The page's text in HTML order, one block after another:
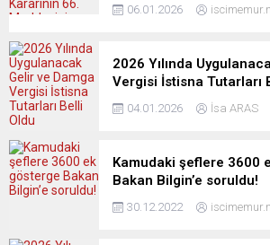
06.01.2026
2026 Yılında
Vergisi İstisna Tutarları
04.01.2026 İsa ARAS
Kamudaki şeflere 3600
Bakan Bilgin’e soruldu!
30.12.2022